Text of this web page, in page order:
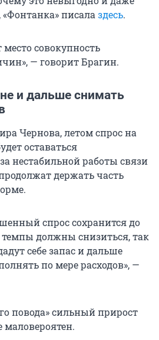
«Фонтанка» писалаздесь.
место совокупность
— говорит Брагин.
и дальше снимать
Чернова, летом спрос на
оставаться
нестабильной работы связи
держать часть
спрос сохранится до
темпы должны снизиться, так
себе запас и дальше
по мере расходов», —
повода» сильный прирост